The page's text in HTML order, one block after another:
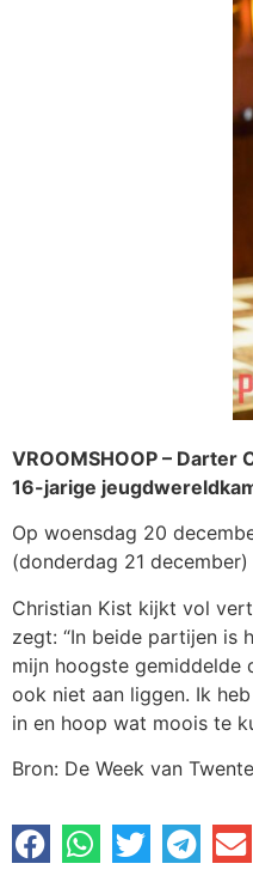
VROOMSHOOP –
16-jarige
Op woensdag 20
(donderdag 21
Christian Kist kijkt vol
zegt: “In beide partijen is
mijn hoogste gemiddelde
ook niet aan liggen. Ik
in en hoop wat moois te
Bron: De Week van